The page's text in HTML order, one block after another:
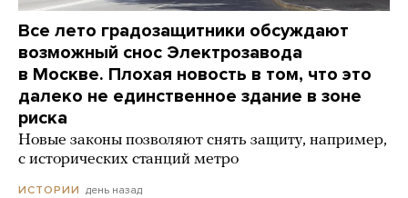
Все лето градозащитники обсуждают
возможный снос Электрозавода
в Москве. Плохая новость в том, что это
далеко не единственное здание в зоне
риска
Новые законы позволяют снять защиту, например,
с исторических станций метро
ИСТОРИИ день назад